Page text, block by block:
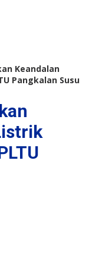
Keandalan
Pangkalan Susu